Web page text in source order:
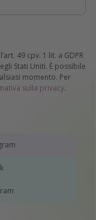
49 cpv. 1 lit. a GDPR
Stati Uniti. È possibile
momento. Per
sulla privacy.